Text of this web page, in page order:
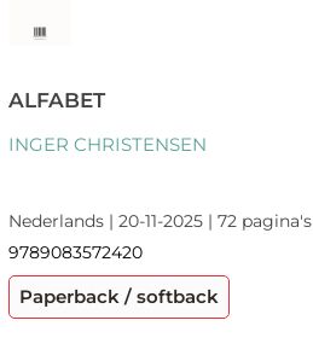
ALFABET
INGER CHRISTENSEN
Nederlands | 20-11-2025 | 72 pagina's
9789083572420
Paperback / softback